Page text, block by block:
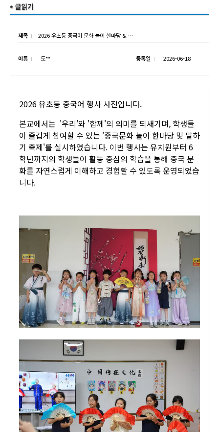
제목 2026 유초등 중국어 문화 놀이 한마당 & 말하기 축제
이름 도** 등록일 2026-06-18
2026 유초등 중국어 행사 사진입니다.
본교에서는 '우리'와 '함께'의 의미를 되새기며, 학생들
이 즐겁게 참여할 수 있는 '중국문화 놀이 한마당 및 말하
기 축제'를 실시하였습니다. 이번 행사는 유치원부터 6
학년까지의 학생들이 활동 중심의 학습을 통해 중국 문
화를 자연스럽게 이해하고 경험할 수 있도록 운영되었습
니다.